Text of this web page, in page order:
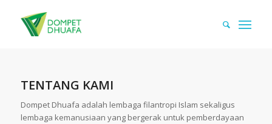
TENTANG KAMI
Dompet Dhuafa adalah lembaga filantropi Islam sekaligus
lembaga kemanusiaan yang bergerak untuk pemberdayaan